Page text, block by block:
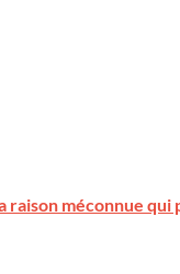
raison méconnue